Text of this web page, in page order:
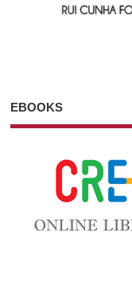
EBOOKS